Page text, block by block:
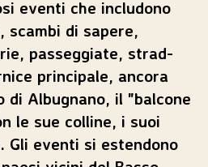
eventi che includono
di sapere,
passeggiate, strad-
principale, ancora
di Albugnano, il "balcone
le sue colline, i suoi
Gli eventi si estendono